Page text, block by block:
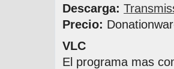
Descarga:
Precio:
VLC
El programa mas